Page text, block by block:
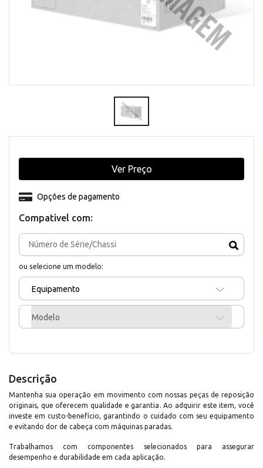
Compativel com:
ou selecione um modelo:
Equipamento
Modelo
Opções de pagamento
Ver Preço
Descrição
Mantenha sua operação em movimento com nossas peças de reposição
originais, que oferecem qualidade e garantia. Ao adquirir este item, você
investe em custo-benefício, garantindo o cuidado com seu equipamento
e evitando dor de cabeça com máquinas paradas.
Trabalhamos com componentes selecionados para assegurar
desempenho e durabilidade em cada aplicação.